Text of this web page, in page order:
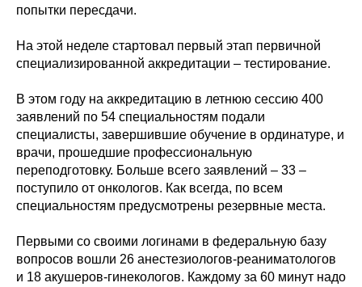
попытки пересдачи.
На этой неделе стартовал первый этап первичной
специализированной аккредитации – тестирование.
В этом году на аккредитацию в летнюю сессию 400
заявлений по 54 специальностям подали
специалисты, завершившие обучение в ординатуре, и
врачи, прошедшие профессиональную
переподготовку. Больше всего заявлений – 33 –
поступило от онкологов. Как всегда, по всем
специальностям предусмотрены резервные места.
Первыми со своими логинами в федеральную базу
вопросов вошли 26 анестезиологов-реаниматологов
и 18 акушеров-гинекологов. Каждому за 60 минут надо